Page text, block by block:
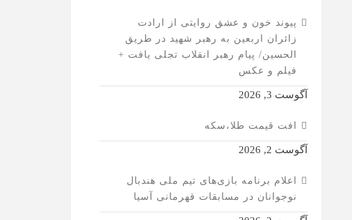
پیوند خون و عشق روایتی از ارادت
زائران اربعین به رهبر شهید در طریق
الحسین/ پیام رهبر انقلاب تجلی یافت +
فیلم و عکس
آگوست 3, 2026
افت قیمت طلا،سکه
آگوست 2, 2026
اعلام برنامه بازی‌های تیم ملی هندبال
نوجوانان در مسابقات قهرمانی آسیا